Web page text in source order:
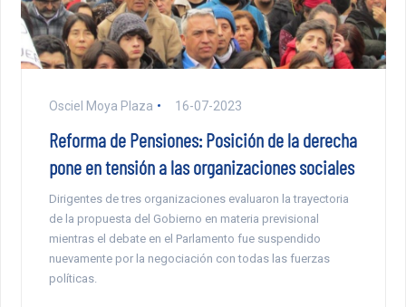
Osciel Moya Plaza 16-07-2023
Reforma de Pensiones: Posición de la derecha
pone en tensión a las organizaciones sociales
Dirigentes de tres organizaciones evaluaron la trayectoria
de la propuesta del Gobierno en materia previsional
mientras el debate en el Parlamento fue suspendido
nuevamente por la negociación con todas las fuerzas
políticas.